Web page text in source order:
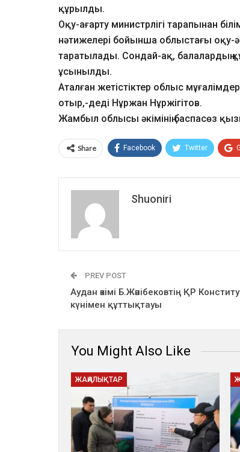
құрылды.
Оқу-ағарту министрлігі тарапынан
нәтижелері бойынша облыстағы оқу-
таратылады. Сондай-ақ, балалардың
ұсынылды.
Аталған жетістіктер облыс
отыр,-деді Нұржан Нұржігітов.
Жамбыл облысы әкімінің баспасөз
Share Facebook Twitter
Shuoniri
PREV POST
Аудан әкімі Б.Жәнібековтің ҚР
күнімен құттықтауы
You Might Also Like
ЖАҢАЛЫҚТАР